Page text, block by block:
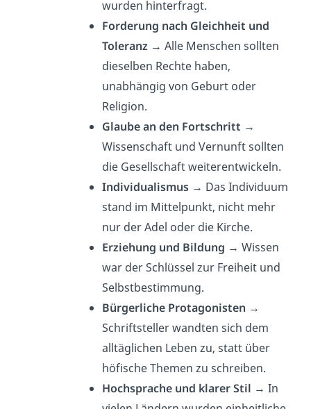
wurden hinterfragt.
Forderung nach Gleichheit und
Toleranz → Alle Menschen sollten
dieselben Rechte haben,
unabhängig von Geburt oder
Religion.
Glaube an den Fortschritt →
Wissenschaft und Vernunft sollten
die Gesellschaft weiterentwickeln.
Individualismus → Das Individuum
stand im Mittelpunkt, nicht mehr
nur der Adel oder die Kirche.
Erziehung und Bildung → Wissen
war der Schlüssel zur Freiheit und
Selbstbestimmung.
Bürgerliche Protagonisten →
Schriftsteller wandten sich dem
alltäglichen Leben zu, statt über
höfische Themen zu schreiben.
Hochsprache und klarer Stil → In